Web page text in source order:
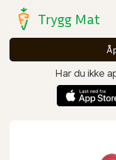
Trygg Mat
Har du ikke